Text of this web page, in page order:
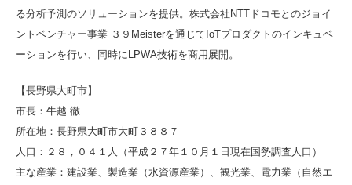
る分析予測のソリューションを提供。株式会社NTTドコモとのジョイ
ントベンチャー事業 ３９Meisterを通じてIoTプロダクトのインキュベ
ーションを行い、同時にLPWA技術を商用展開。
【長野県大町市】
市長：牛越 徹
所在地：長野県大町市大町３８８７
人口：２８，０４１人（平成２７年１０月１日現在国勢調査人口）
主な産業：建設業、製造業（水資源産業）、観光業、電力業（自然エ